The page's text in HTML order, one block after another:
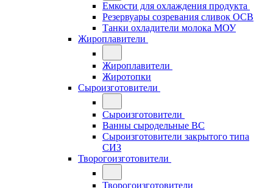
Емкости для охлаждения продукта
Резервуары созревания сливок ОСВ
Танки охладители молока МОУ
Жироплавители
Жироплавители
Жиротопки
Сыроизготовители
Сыроизготовители
Ванны сыродельные ВС
Сыроизготовители закрытого типа
СИЗ
Творогоизготовители
Творогоизготовители